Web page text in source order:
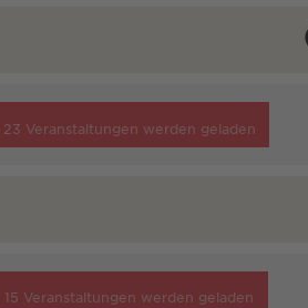
23 Veranstaltungen werden geladen
15 Veranstaltungen werden geladen